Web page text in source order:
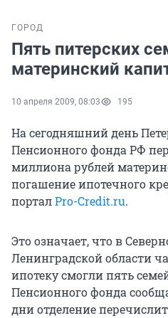
ГОРОД
Пять питерских
материнский
10 апреля 2009, 08:03 195
На сегодняшний день
Пенсионного фонда РФ
миллиона рублей
погашение ипотечного
порталPro-Credit.ru.
Это означает, что в
Ленинградской области
ипотеку смогли пять
Пенсионного фонда
дни отделение